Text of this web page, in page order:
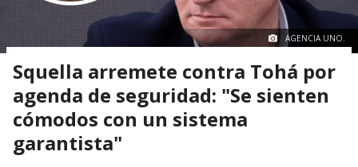
AGENCIA UNO.
Squella arremete contra Tohá por
agenda de seguridad: "Se sienten
cómodos con un sistema
garantista"